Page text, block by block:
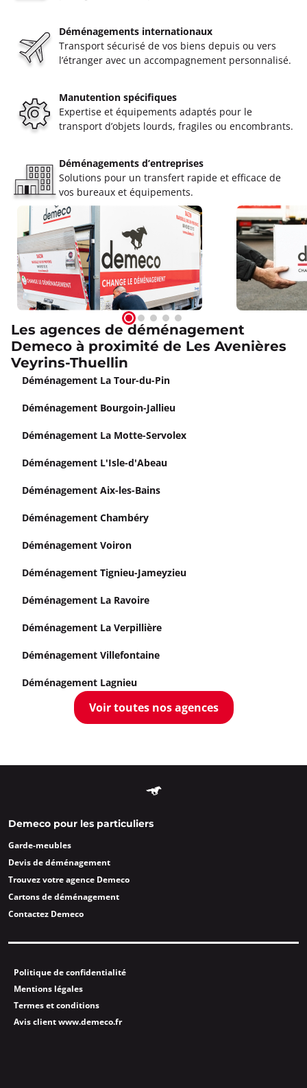
Déménagements internationaux
Transport sécurisé de vos biens depuis ou vers
l’étranger avec un accompagnement personnalisé.
Manutention spécifiques
Expertise et équipements adaptés pour le
transport d’objets lourds, fragiles ou encombrants.
Déménagements d’entreprises
Solutions pour un transfert rapide et efficace de
vos bureaux et équipements.
Les agences de déménagement
Demeco à proximité de Les Avenières
Veyrins-Thuellin
Déménagement La Tour-du-Pin
Déménagement Bourgoin-Jallieu
Déménagement La Motte-Servolex
Déménagement L'Isle-d'Abeau
Déménagement Aix-les-Bains
Déménagement Chambéry
Déménagement Voiron
Déménagement Tignieu-Jameyzieu
Déménagement La Ravoire
Déménagement La Verpillière
Déménagement Villefontaine
Déménagement Lagnieu
Voir toutes nos agences
Demeco pour les particuliers
Garde-meubles
Devis de déménagement
Trouvez votre agence Demeco
Cartons de déménagement
Contactez Demeco
Politique de confidentialité
Mentions légales
Termes et conditions
Avis client www.demeco.fr